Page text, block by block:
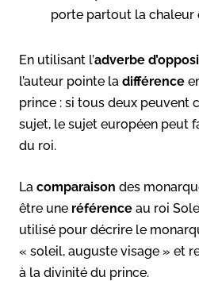
porte partout la chaleur
En utilisant l’adverbe
l’auteur pointe la différence
prince : si tous deux peuvent
sujet, le sujet européen peut
du roi.
La comparaison des
être une référence au roi
utilisé pour décrire le
« soleil, auguste visage » et
à la divinité du prince.